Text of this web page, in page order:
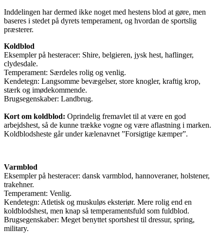
Inddelingen har dermed ikke noget med hestens blod at gøre, men
baseres i stedet på dyrets temperament, og hvordan de sportslig
præsterer.
Koldblod
Eksempler på hesteracer: Shire, belgieren, jysk hest, haflinger,
clydesdale.
Temperament: Særdeles rolig og venlig.
Kendetegn: Langsomme bevægelser, store knogler, kraftig krop,
stærk og imødekommende.
Brugsegenskaber: Landbrug.
Kort om koldblod: Oprindelig fremavlet til at være en god
arbejdshest, så de kunne trække vogne og være aflastning i marken.
Koldblodsheste går under kælenavnet ”Forsigtige kæmper”.
Varmblod
Eksempler på hesteracer: dansk varmblod, hannoveraner, holstener,
trakehner.
Temperament: Venlig.
Kendetegn: Atletisk og muskuløs eksteriør. Mere rolig end en
koldblodshest, men knap så temperamentsfuld som fuldblod.
Brugsegenskaber: Meget benyttet sportshest til dressur, spring,
military.